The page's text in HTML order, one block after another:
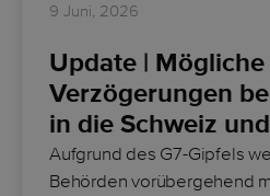
9 Juni, 2026
Update | Mögliche
Verzögerungen
in die Schweiz
Aufgrund des G7-Gipfels
Behörden vorübergehend